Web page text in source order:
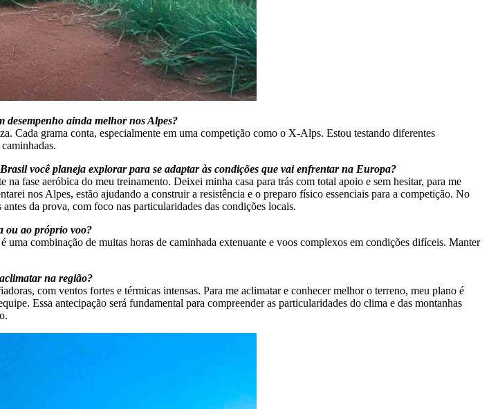
desempenho ainda melhor nos Alpes?
Cada grama conta, especialmente em uma competição como o X-Alps. Estou testando diferentes
você planeja explorar para se adaptar às condições que vai enfrentar na Europa?
fase aeróbica do meu treinamento. Deixei minha casa para trás com total apoio e sem hesitar, para me
nos Alpes, estão ajudando a construir a resistência e o preparo físico essenciais para a competição. No
da prova, com foco nas particularidades das condições locais.
ou ao próprio voo?
combinação de muitas horas de caminhada extenuante e voos complexos em condições difíceis. Manter
na região?
com ventos fortes e térmicas intensas. Para me aclimatar e conhecer melhor o terreno, meu plano é
Essa antecipação será fundamental para compreender as particularidades do clima e das montanhas